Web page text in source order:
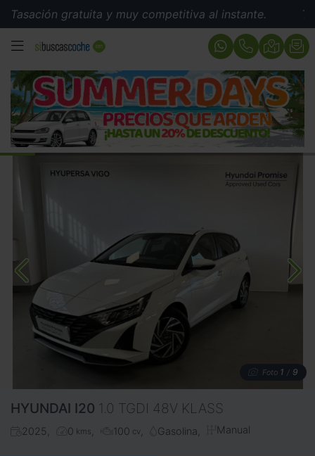
gratuita y muy competitiva al instante. Tasación
MENÚ
Foto 1 / 9
HYUNDAI I20 1.0 TGDI 48V KLASS
2025 0 kms 100 cv Gasolina Manual